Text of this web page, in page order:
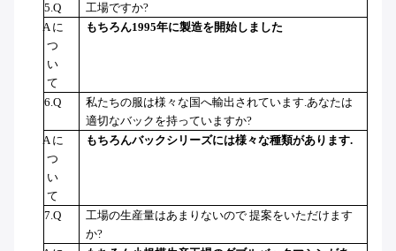
5.Q
工場ですか?
A に
つ
い
て
もちろん1995年に製造を開始しました
6.Q
私たちの服は様々な国へ輸出されています.あなたは
適切なバックを持っていますか?
A に
つ
い
て
もちろんバックシリーズには様々な種類があります.
7.Q
工場の生産量はあまりないので 提案をいただけます
か?